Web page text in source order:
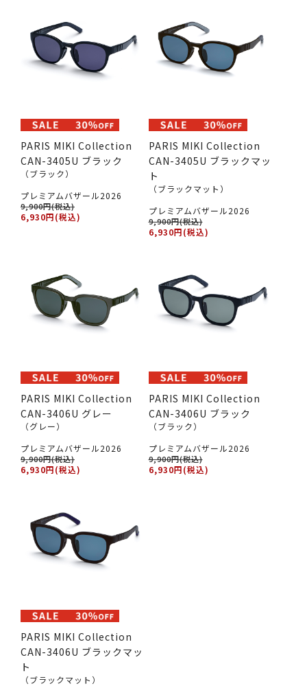
PARIS MIKI Collection
CAN-3405U ブラック
（ブラック）
プレミアムバザール2026
9,900円(税込)
6,930円(税込)
PARIS MIKI Collection
CAN-3405U ブラックマッ
ト
（ブラックマット）
プレミアムバザール2026
9,900円(税込)
6,930円(税込)
PARIS MIKI Collection
CAN-3406U グレー
（グレー）
プレミアムバザール2026
9,900円(税込)
6,930円(税込)
PARIS MIKI Collection
CAN-3406U ブラック
（ブラック）
プレミアムバザール2026
9,900円(税込)
6,930円(税込)
PARIS MIKI Collection
CAN-3406U ブラックマッ
ト
（ブラックマット）